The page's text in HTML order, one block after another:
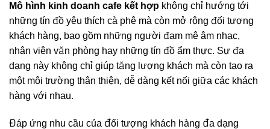
Mô hình kinh doanh cafe kết hợp không chỉ hướng tới
những tín đồ yêu thích cà phê mà còn mở rộng đối tượng
khách hàng, bao gồm những người đam mê âm nhạc,
nhân viên văn phòng hay những tín đồ ẩm thực. Sự đa
dạng này không chỉ giúp tăng lượng khách mà còn tạo ra
một môi trường thân thiện, dễ dàng kết nối giữa các khách
hàng với nhau.
Đáp ứng nhu cầu của đối tượng khách hàng đa dạng